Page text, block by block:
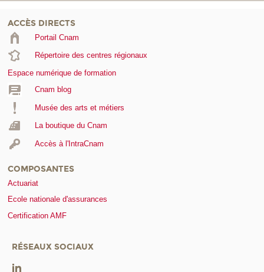
ACCÈS DIRECTS
Portail Cnam
Répertoire des centres régionaux
Espace numérique de formation
Cnam blog
Musée des arts et métiers
La boutique du Cnam
Accès à l'IntraCnam
COMPOSANTES
Actuariat
Ecole nationale d'assurances
Certification AMF
RÉSEAUX SOCIAUX